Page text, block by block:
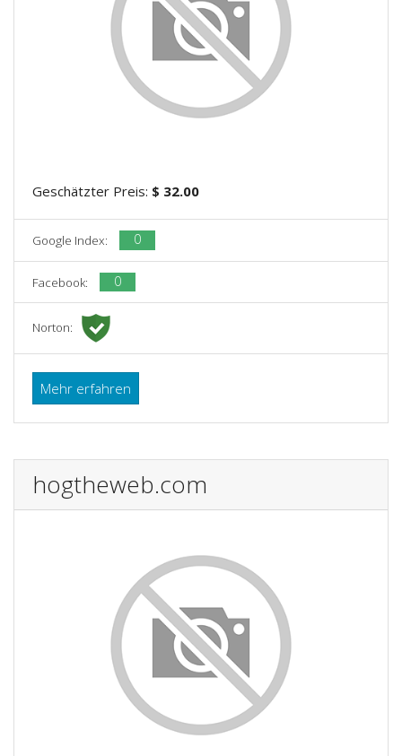
Geschätzter Preis: $ 32.00
Google Index: 0
Facebook: 0
Norton:
Mehr erfahren
hogtheweb.com